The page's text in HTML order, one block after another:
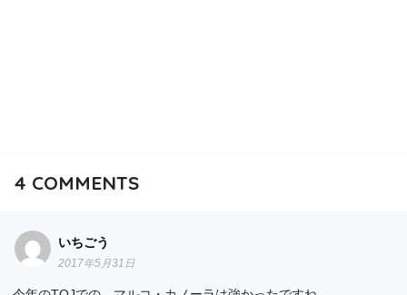
4 COMMENTS
いちごう
2017年5月31日